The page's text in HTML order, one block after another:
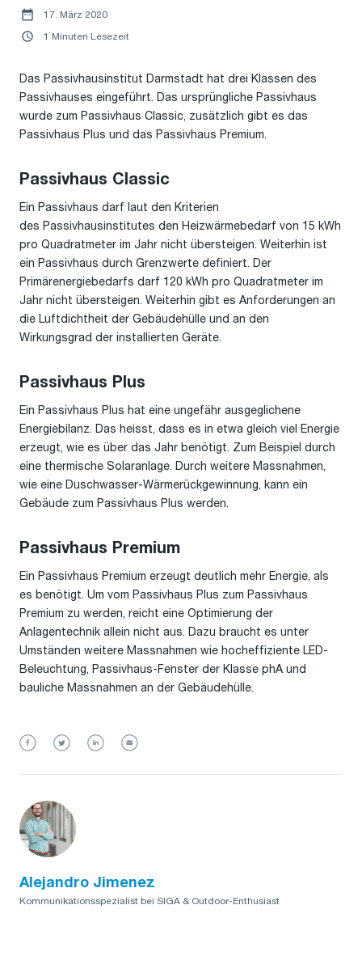
17. März 2020
1 Minuten Lesezeit
Das Passivhausinstitut Darmstadt hat drei Klassen des
Passivhauses eingeführt. Das ursprüngliche Passivhaus
wurde zum Passivhaus Classic, zusätzlich gibt es das
Passivhaus Plus und das Passivhaus Premium.
Passivhaus Classic
Ein Passivhaus darf laut den Kriterien
des Passivhausinstitutes den Heizwärmebedarf von 15 kWh
pro Quadratmeter im Jahr nicht übersteigen. Weiterhin ist
ein Passivhaus durch Grenzwerte definiert. Der
Primärenergiebedarfs darf 120 kWh pro Quadratmeter im
Jahr nicht übersteigen. Weiterhin gibt es Anforderungen an
die Luftdichtheit der Gebäudehülle und an den
Wirkungsgrad der installierten Geräte.
Passivhaus Plus
Ein Passivhaus Plus hat eine ungefähr ausgeglichene
Energiebilanz. Das heisst, dass es in etwa gleich viel Energie
erzeugt, wie es über das Jahr benötigt. Zum Beispiel durch
eine thermische Solaranlage. Durch weitere Massnahmen,
wie eine Duschwasser-Wärmerückgewinnung, kann ein
Gebäude zum Passivhaus Plus werden.
Passivhaus Premium
Ein Passivhaus Premium erzeugt deutlich mehr Energie, als
es benötigt. Um vom Passivhaus Plus zum Passivhaus
Premium zu werden, reicht eine Optimierung der
Anlagentechnik allein nicht aus. Dazu braucht es unter
Umständen weitere Massnahmen wie hocheffiziente LED-
Beleuchtung, Passivhaus-Fenster der Klasse phA und
bauliche Massnahmen an der Gebäudehülle.
Alejandro Jimenez
Kommunikationsspezialist bei SIGA & Outdoor-Enthusiast